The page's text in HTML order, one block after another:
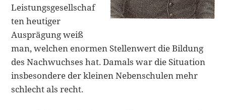
Leistungsgesellschaf
ten heutiger
Ausprägung weiß
man, welchen enormen Stellenwert die Bildung
des Nachwuchses hat. Damals war die Situation
insbesondere der kleinen Nebenschulen mehr
schlecht als recht.